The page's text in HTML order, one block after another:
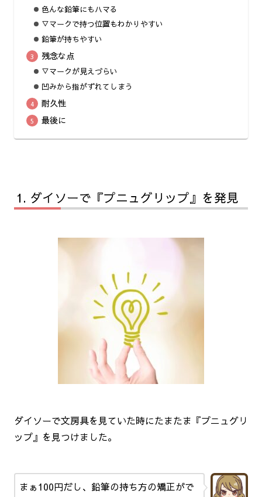
色んな鉛筆にもハマる
▽マークで持つ位置もわかりやすい
鉛筆が持ちやすい
残念な点
▽マークが見えづらい
凹みから指がずれてしまう
耐久性
最後に
ダイソーで『プニュグリップ』を発見
ダイソーで文房具を見ていた時にたまたま『プニュグリ
ップ』を見つけました。
まぁ100円だし、鉛筆の持ち方の矯正がで